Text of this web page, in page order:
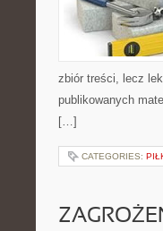
zbiór treści, lecz
publikowanych
[…]
CATEGORIES: